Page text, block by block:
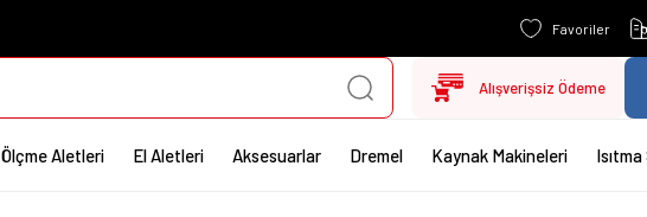
Favoriler
Alışverişsiz Ödeme
Ölçme Aletleri El Aletleri Aksesuarlar Dremel Kaynak Makineleri